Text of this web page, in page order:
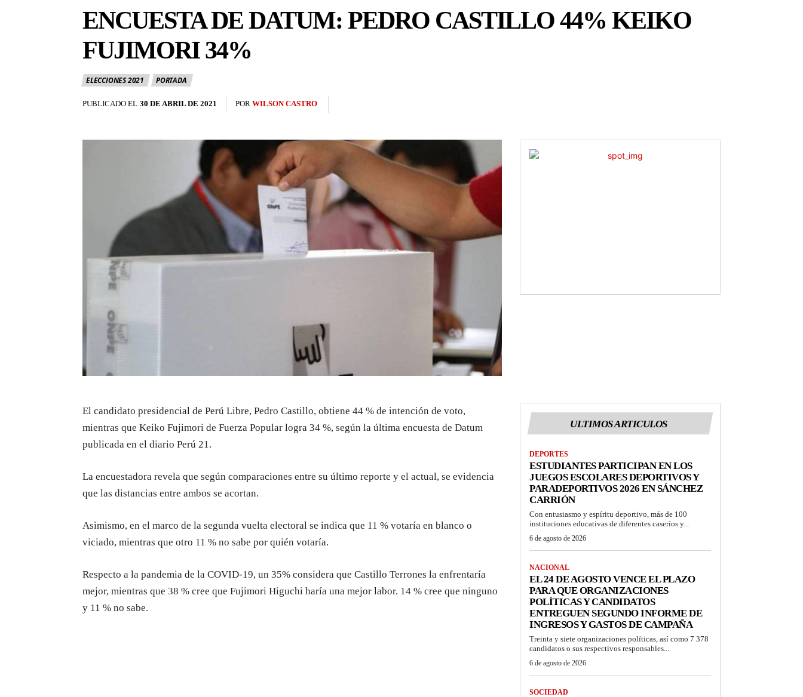
ENCUESTA DE DATUM: PEDRO CASTILLO 44% KEIKO
FUJIMORI 34%
ELECCIONES 2021 PORTADA
PUBLICADO EL 30 DE ABRIL DE 2021 POR WILSON CASTRO
El candidato presidencial de Perú Libre, Pedro Castillo, obtiene 44 % de intención de voto,
mientras que Keiko Fujimori de Fuerza Popular logra 34 %, según la última encuesta de Datum
publicada en el diario Perú 21.
La encuestadora revela que según comparaciones entre su último reporte y el actual, se evidencia
que las distancias entre ambos se acortan.
Asimismo, en el marco de la segunda vuelta electoral se indica que 11 % votaría en blanco o
viciado, mientras que otro 11 % no sabe por quién votaría.
Respecto a la pandemia de la COVID-19, un 35% considera que Castillo Terrones la enfrentaría
mejor, mientras que 38 % cree que Fujimori Higuchi haría una mejor labor. 14 % cree que ninguno
y 11 % no sabe.
ULTIMOS ARTICULOS
DEPORTES
ESTUDIANTES PARTICIPAN EN LOS
JUEGOS ESCOLARES DEPORTIVOS Y
PARADEPORTIVOS 2026 EN SÁNCHEZ
CARRIÓN
Con entusiasmo y espíritu deportivo, más de 100
instituciones educativas de diferentes caseríos y...
6 de agosto de 2026
NACIONAL
EL 24 DE AGOSTO VENCE EL PLAZO
PARA QUE ORGANIZACIONES
POLÍTICAS Y CANDIDATOS
ENTREGUEN SEGUNDO INFORME DE
INGRESOS Y GASTOS DE CAMPAÑA
Treinta y siete organizaciones políticas, así como 7 378
candidatos o sus respectivos responsables...
6 de agosto de 2026
SOCIEDAD